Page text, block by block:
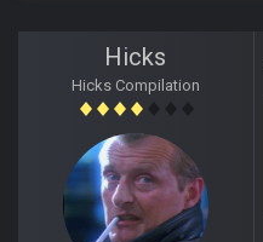
Hicks
Hicks Compilation